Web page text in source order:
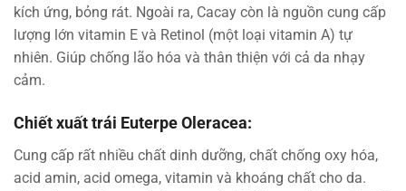
kích ứng, bỏng rát. Ngoài ra, Cacay còn là nguồn cung cấp
lượng lớn vitamin E và Retinol (một loại vitamin A) tự
nhiên. Giúp chống lão hóa và thân thiện với cả da nhạy
cảm.
Chiết xuất trái Euterpe Oleracea:
Cung cấp rất nhiều chất dinh dưỡng, chất chống oxy hóa,
acid amin, acid omega, vitamin và khoáng chất cho da.